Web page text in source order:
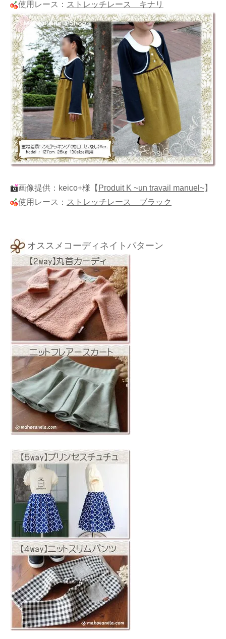
使用レース： ストレッチレース キナリ
画像提供：keico+様 【 Produit K ~un travail manuel~】
使用レース： ストレッチレース ブラック
オススメコーディネイトパターン